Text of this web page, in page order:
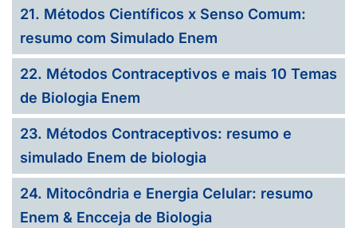
21. Métodos Científicos x Senso Comum:
resumo com Simulado Enem
22. Métodos Contraceptivos e mais 10 Temas
de Biologia Enem
23. Métodos Contraceptivos: resumo e
simulado Enem de biologia
24. Mitocôndria e Energia Celular: resumo
Enem & Encceja de Biologia